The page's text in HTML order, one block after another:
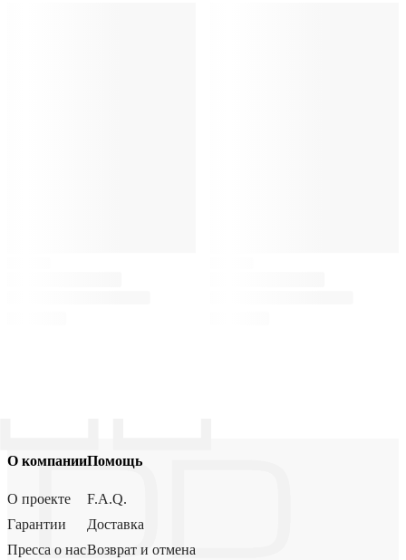
О компании
О проекте
Гарантии
Пресса о нас
Помощь
F.A.Q.
Доставка
Возврат и отмена